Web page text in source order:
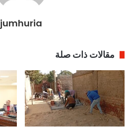
jumhuria
مقالات ذات صلة